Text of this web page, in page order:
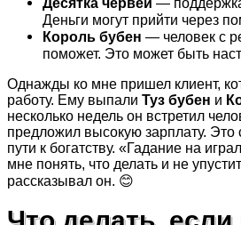
Деньги могут прийти через
Король бубен — человек с
поможет. Это может быть
Однажды ко мне пришел клиент,
работу. Ему выпали Туз бубен и
несколько недель он встретил
предложил высокую зарплату. Это
пути к богатству. «Гадание на
мне понять, что делать и не
рассказывал он. 😊